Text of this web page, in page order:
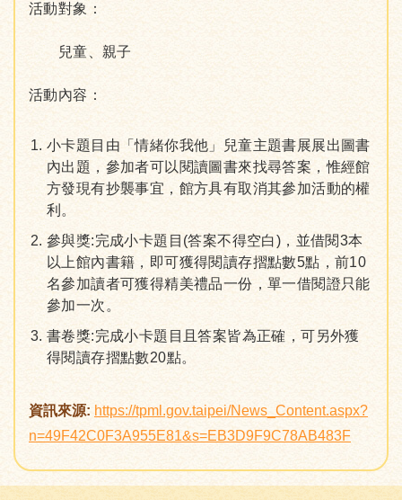
活動對象：
兒童、親子
活動內容：
小卡題目由「情緒你我他」兒童主題書展展出圖書
內出題，參加者可以閱讀圖書來找尋答案，惟經館
方發現有抄襲事宜，館方具有取消其參加活動的權
利。
參與獎:完成小卡題目(答案不得空白)，並借閱3本
以上館內書籍，即可獲得閱讀存摺點數5點，前10
名參加讀者可獲得精美禮品一份，單一借閱證只能
參加一次。
書卷獎:完成小卡題目且答案皆為正確，可另外獲
得閱讀存摺點數20點。
資訊來源: https://tpml.gov.taipei/News_Content.aspx?
n=49F42C0F3A955E81&s=EB3D9F9C78AB483F